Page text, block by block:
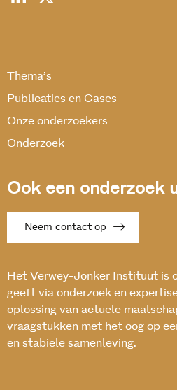
Thema’s
Publicaties en Cases
Onze onderzoekers
Onderzoek
Ook een onderzoek
Neem contact op
Het Verwey-Jonker Instituut is
geeft via onderzoek en
oplossing van actuele
vraagstukken met het oog op
en stabiele samenleving.